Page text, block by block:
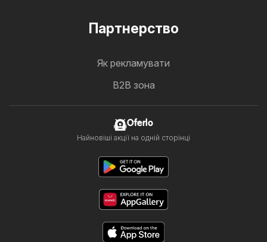
Партнерство
Як рекламувати
B2B зона
Oferlo
Найновіші акції на одній сторінці